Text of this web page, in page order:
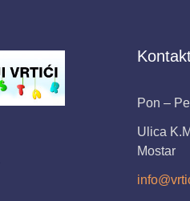
Pon –
Ulica
Mostar